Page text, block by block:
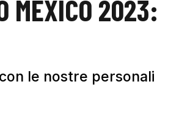
MEXICO 2023:
le nostre personali